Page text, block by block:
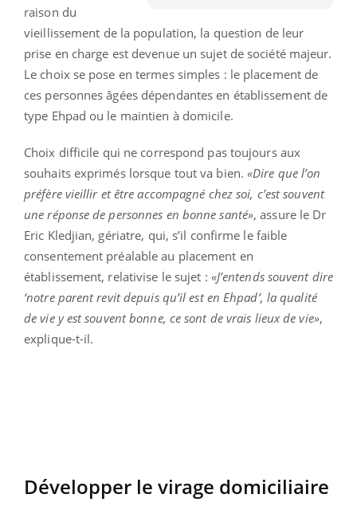
raison du
vieillissement de la population, la question de leur
prise en charge est devenue un sujet de société majeur.
Le choix se pose en termes simples : le placement de
ces personnes âgées dépendantes en établissement de
type Ehpad ou le maintien à domicile.
Choix difficile qui ne correspond pas toujours aux
souhaits exprimés lorsque tout va bien.«Dire que l’on
préfère vieillir et être accompagné chez soi, c’est souvent
une réponse de personnes en bonne santé», assure le Dr
Eric Kledjian, gériatre, qui, s’il confirme le faible
consentement préalable au placement en
établissement, relativise le sujet : «J’entends souvent dire
‘notre parent revit depuis qu’il est en Ehpad’, la qualité
de vie y est souvent bonne, ce sont de vrais lieux de vie»,
explique-t-il.
Développer le virage domiciliaire